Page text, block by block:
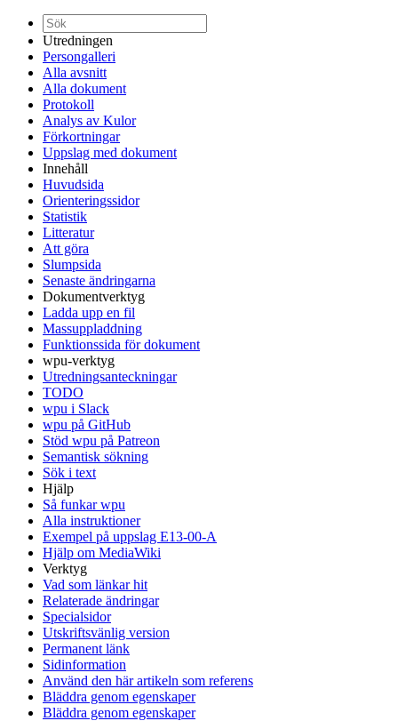
Utredningen
Persongalleri
Alla avsnitt
Alla dokument
Protokoll
Analys av Kulor
Förkortningar
Uppslag med dokument
Innehåll
Huvudsida
Orienteringssidor
Statistik
Litteratur
Att göra
Slumpsida
Senaste ändringarna
Dokumentverktyg
Ladda upp en fil
Massuppladdning
Funktionssida för dokument
wpu-verktyg
Utredningsanteckningar
TODO
wpu i Slack
wpu på GitHub
Stöd wpu på Patreon
Semantisk sökning
Sök i text
Hjälp
Så funkar wpu
Alla instruktioner
Exempel på uppslag E13-00-A
Hjälp om MediaWiki
Verktyg
Vad som länkar hit
Relaterade ändringar
Specialsidor
Utskriftsvänlig version
Permanent länk
Sidinformation
Använd den här artikeln som referens
Bläddra genom egenskaper
Bläddra genom egenskaper